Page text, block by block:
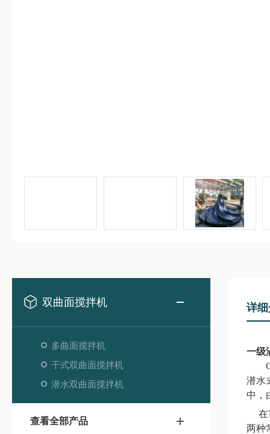
双曲面搅拌机
多曲面搅拌机
干式双曲面搅拌机
潜水双曲面搅拌机
查看全部产品
详
一级
G/
潜水
中，
在
两种